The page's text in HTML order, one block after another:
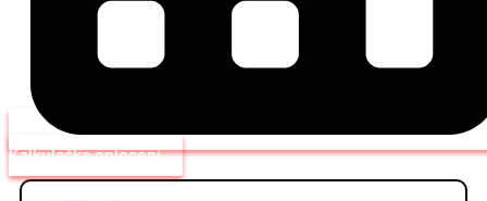
Kalkulačka oplocení